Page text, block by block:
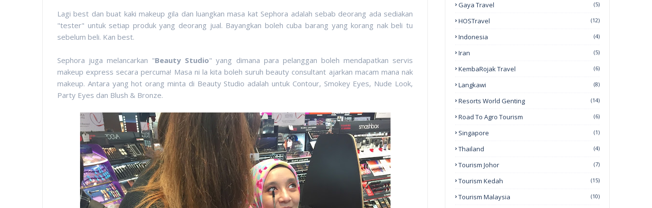
Lagi best dan buat kaki makeup gila dan luangkan masa kat Sephora adalah sebab deorang ada sediakan
"tester" untuk setiap produk yang deorang jual. Bayangkan boleh cuba barang yang korang nak beli tu
sebelum beli. Kan best.
Sephora juga melancarkan "Beauty Studio" yang dimana para pelanggan boleh mendapatkan servis
makeup express secara percuma! Masa ni la kita boleh suruh beauty consultant ajarkan macam mana nak
makeup. Antara yang hot orang minta di Beauty Studio adalah untuk Contour, Smokey Eyes, Nude Look,
Party Eyes dan Blush & Bronze.
Gaya Travel (5)
HOSTravel (12)
Indonesia (4)
Iran (5)
KembaRojak Travel (6)
Langkawi (8)
Resorts World Genting (14)
Road To Agro Tourism (6)
Singapore (1)
Thailand (4)
Tourism Johor (7)
Tourism Kedah (15)
Tourism Malaysia (10)